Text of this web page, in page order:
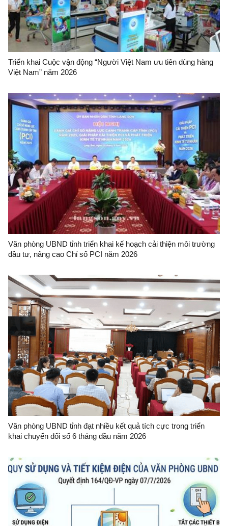
Triển khai Cuộc vận động “Người Việt Nam ưu tiên dùng hàng
Việt Nam” năm 2026
Văn phòng UBND tỉnh triển khai kế hoạch cải thiện môi trường
đầu tư, nâng cao Chỉ số PCI năm 2026
Văn phòng UBND tỉnh đạt nhiều kết quả tích cực trong triển
khai chuyển đổi số 6 tháng đầu năm 2026